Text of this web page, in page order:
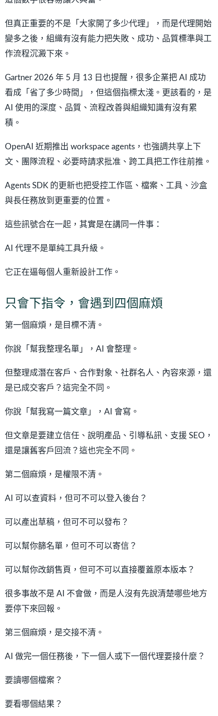
但真正重要的不是「大家開了多少代理」，而是代理開始
變多之後，組織有沒有能力把失敗、成功、品質標準與工
作流程沉澱下來。
Gartner 2026 年 5 月 13 日也提醒，很多企業把 AI 成功
看成「省了多少時間」，但這個指標太淺。更該看的，是
AI 使用的深度、品質、流程改善與組織知識有沒有累
積。
OpenAI 近期推出 workspace agents，也強調共享上下
文、團隊流程、必要時請求批准、跨工具把工作往前推。
Agents SDK 的更新也把受控工作區、檔案、工具、沙盒
與長任務放到更重要的位置。
這些訊號合在一起，其實是在講同一件事：
AI 代理不是單純工具升級。
它正在逼每個人重新設計工作。
只會下指令，會遇到四個麻煩
第一個麻煩，是目標不清。
你說「幫我整理名單」，AI 會整理。
但整理成潛在客戶、合作對象、社群名人、內容來源，還
是已成交客戶？這完全不同。
你說「幫我寫一篇文章」，AI 會寫。
但文章是要建立信任、說明產品、引導私訊、支援 SEO，
還是讓舊客戶回流？這也完全不同。
第二個麻煩，是權限不清。
AI 可以查資料，但可不可以登入後台？
可以產出草稿，但可不可以發布？
可以幫你篩名單，但可不可以寄信？
可以幫你改銷售頁，但可不可以直接覆蓋原本版本？
很多事故不是 AI 不會做，而是人沒有先說清楚哪些地方
要停下來回報。
第三個麻煩，是交接不清。
AI 做完一個任務後，下一個人或下一個代理要接什麼？
要讀哪個檔案？
要看哪個結果？